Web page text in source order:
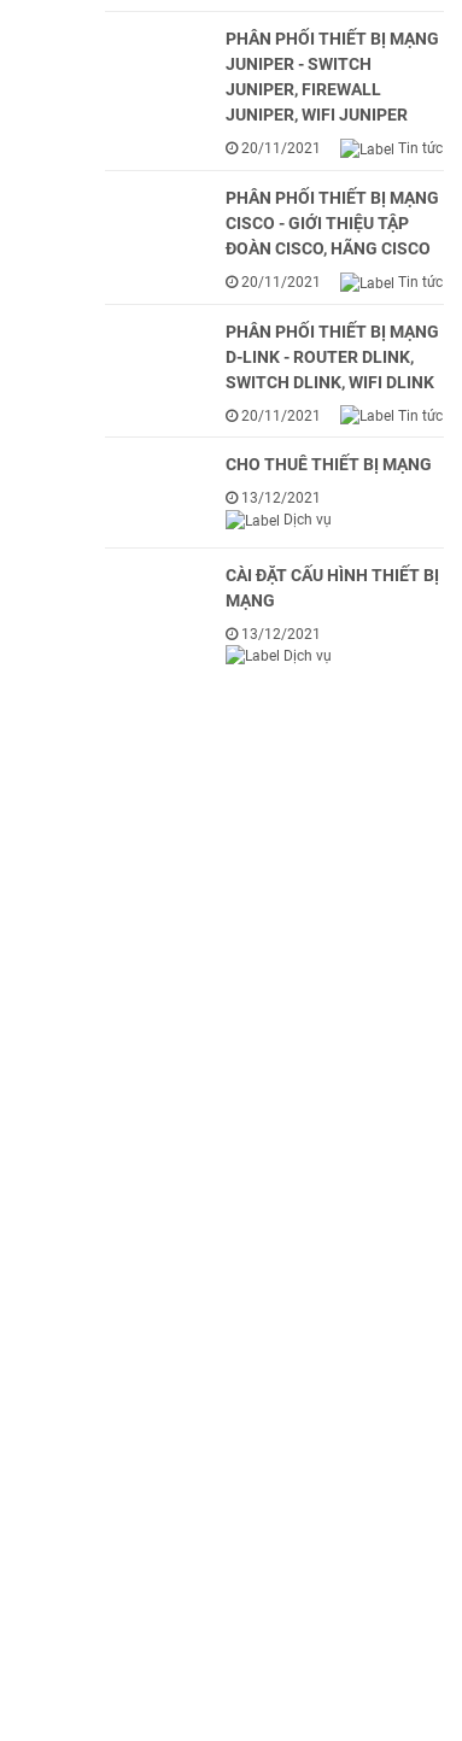
PHÂN PHỐI THIẾT BỊ MẠNG
JUNIPER - SWITCH
JUNIPER, FIREWALL
JUNIPER, WIFI JUNIPER
20/11/2021 Tin tức
PHÂN PHỐI THIẾT BỊ MẠNG
CISCO - GIỚI THIỆU TẬP
ĐOÀN CISCO, HÃNG CISCO
20/11/2021 Tin tức
PHÂN PHỐI THIẾT BỊ MẠNG
D-LINK - ROUTER DLINK,
SWITCH DLINK, WIFI DLINK
20/11/2021 Tin tức
CHO THUÊ THIẾT BỊ MẠNG
13/12/2021
Dịch vụ
CÀI ĐẶT CẤU HÌNH THIẾT BỊ
MẠNG
13/12/2021
Dịch vụ